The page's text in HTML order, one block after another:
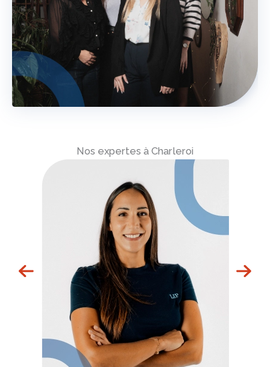
Nos expertes à Charleroi